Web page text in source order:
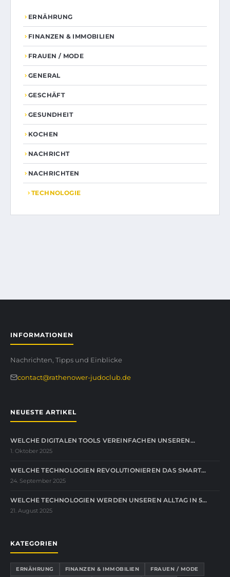
ERNÄHRUNG
FINANZEN & IMMOBILIEN
FRAUEN / MODE
GENERAL
GESCHÄFT
GESUNDHEIT
KOCHEN
NACHRICHT
NACHRICHTEN
TECHNOLOGIE
INFORMATIONEN
Nachrichten, Tipps und Einblicke
contact@rathenower-judoclub.de
NEUESTE ARTIKEL
WELCHE DIGITALEN TOOLS VEREINFACHEN UNSEREN…
1. Oktober 2025
WELCHE TECHNOLOGIEN REVOLUTIONIEREN DAS SMART…
24. September 2025
WELCHE TECHNOLOGIEN WERDEN UNSEREN ALLTAG IN 5…
21. August 2025
KATEGORIEN
ERNÄHRUNG FINANZEN & IMMOBILIEN FRAUEN / MODE